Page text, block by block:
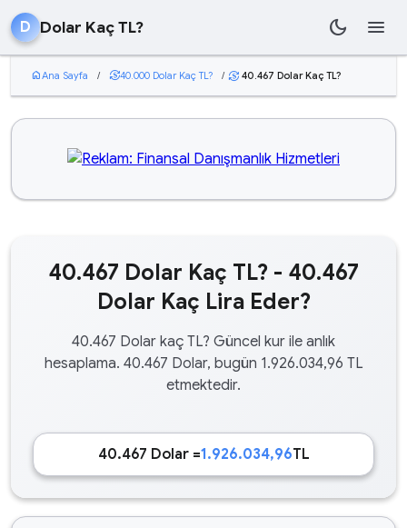
D Dolar Kaç TL? dark_mode menu
homeAna Sayfa / currency_exchange40.000 Dolar Kaç TL? / currency_exchange 40.467 Dolar Kaç TL?
40.467 Dolar Kaç TL? - 40.467
Dolar Kaç Lira Eder?
40.467 Dolar kaç TL? Güncel kur ile anlık
hesaplama. 40.467 Dolar, bugün 1.926.034,96 TL
etmektedir.
40.467 Dolar =1.926.034,96TL